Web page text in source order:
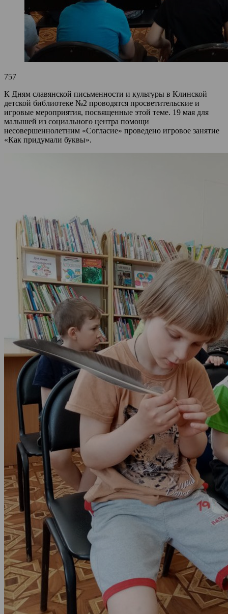
757
К Дням славянской письменности и культуры в Клинской
детской библиотеке №2 проводятся просветительские и
игровые мероприятия, посвященные этой теме. 19 мая для
малышей из социального центра помощи
несовершеннолетним «Согласие» проведено игровое занятие
«Как придумали буквы».